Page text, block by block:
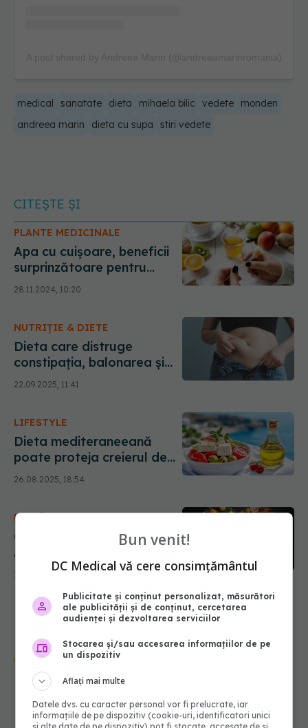
medical sanatate dieta mihaela bilic vedete
monden
andreea marin
dieta cu supa stiri vedete
CITEȘTE ȘI
PLANTE MEDICINALE
Apa cu cuișoare, beneficii
surprinzătoare pentru
glicemie și ficat. Eugenolul,
compusul care are efect
28.11.2024, 10:20
NUTRIȚIE & DIETE
Dieta care distruge
constipația, balonarea și
topește kilogramele. Acest
ingredient e viral!
22.09.2025, 11:41
LIFESTYLE
Dieta mediteraneeană
poate proteja creierul de
Alzheimer
26.08.2025, 18:54
DIETĂ & DETOX
Crezi că mănânci corect?
Adevărul cutremurător
despre dieta sănătoasă
inima
25.06.2025, 15:52
Urmărește-ne și pe Google News -
abonează‑te!
NOUTĂȚI
Bun venit!
DC Medical vă cere consimțământul
Publicitate și conținut personalizat, măsurători
ale publicității și de conținut, cercetarea
audienței și dezvoltarea serviciilor
Stocarea și/sau accesarea informațiilor de pe
un dispozitiv
Aflați mai multe
Datele dvs. cu caracter personal vor fi prelucrate, iar
informațiile de pe dispozitiv (cookie-uri, identificatori unici